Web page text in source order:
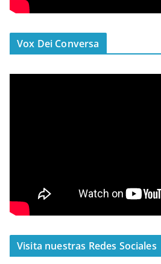
Vox Dei Conversa
Visita nuestras Redes Sociales